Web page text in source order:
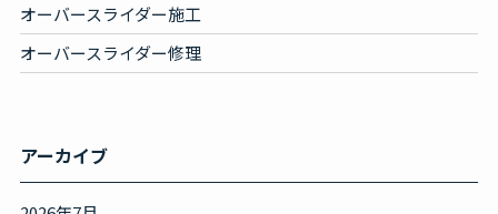
オーバースライダー施工
オーバースライダー修理
アーカイブ